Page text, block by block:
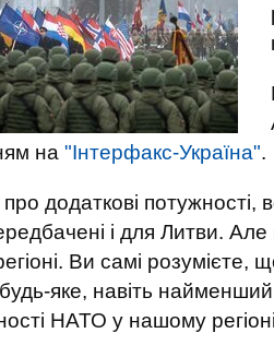
на "Інтерфакс-Україна".
додаткові потужності,
і для Литви.
Ви самі розумієте,
яке, навіть
НАТО у нашому